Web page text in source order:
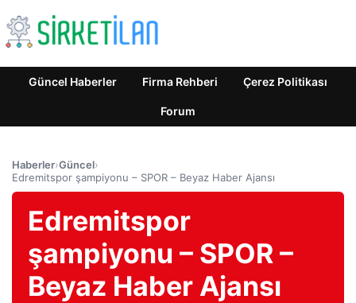
Güncel Haberler Firma Rehberi Çerez Politikası
Forum
Haberler›Güncel›
Edremitspor şampiyonu – SPOR – Beyaz Haber Ajansı
Edremitspor
şampiyonu – SPOR –
Beyaz Haber Ajansı